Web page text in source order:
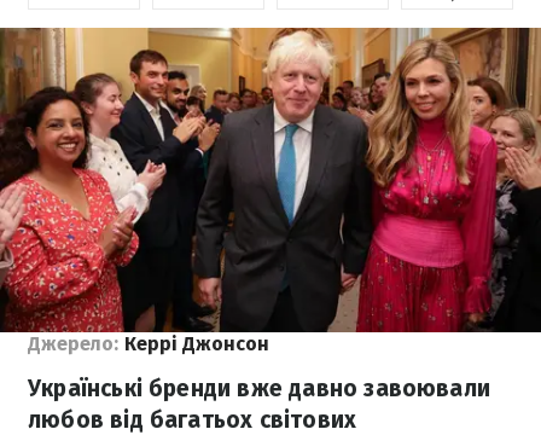
Джерело: Керрі Джонсон
Українські бренди вже давно завоювали
любов від багатьох світових